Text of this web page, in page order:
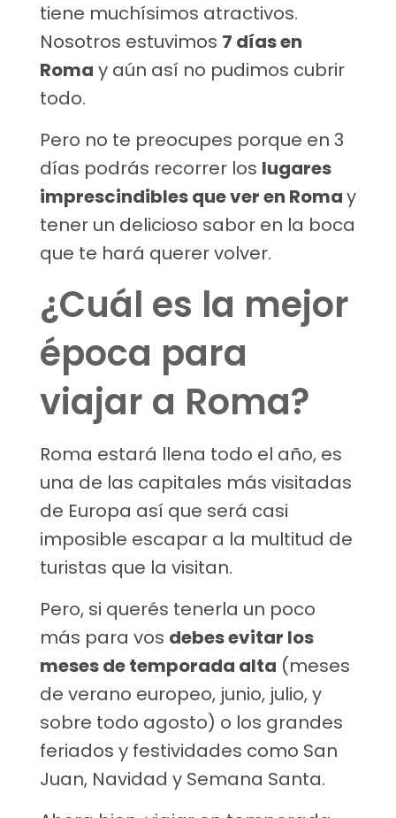
tiene muchísimos atractivos.
Nosotros estuvimos 7 días en
Roma y aún así no pudimos cubrir
todo.
Pero no te preocupes porque en 3
días podrás recorrer los lugares
imprescindibles que ver en Romay
tener un delicioso sabor en la boca
que te hará querer volver.
¿Cuál es la mejor
época para
viajar a Roma?
Roma estará llena todo el año, es
una de las capitales más visitadas
de Europa así que será casi
imposible escapar a la multitud de
turistas que la visitan.
Pero, si querés tenerla un poco
más para vos debes evitar los
meses de temporada alta (meses
de verano europeo, junio, julio, y
sobre todo agosto) o los grandes
feriados y festividades como San
Juan, Navidad y Semana Santa.